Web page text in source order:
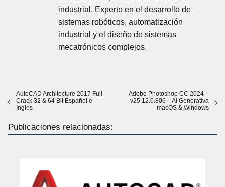
industrial. Experto en el desarrollo de
sistemas robóticos, automatización
industrial y el diseño de sistemas
mecatrónicos complejos.
AutoCAD Architecture 2017 Full
Crack 32 & 64 Bit Español e
Ingles
Adobe Photoshop CC 2024 –
v25.12.0.806 – AI Generativa
macOS & Windows
Publicaciones relacionadas: